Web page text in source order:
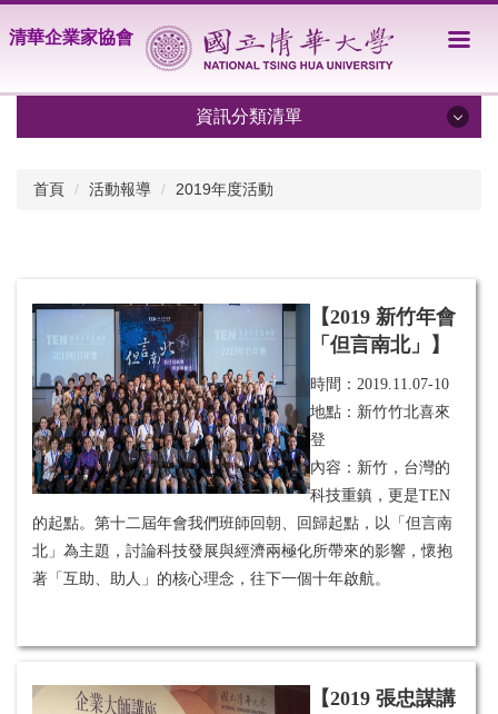
到
清華企業家協會
資訊分類清單
活動報導
TENews
首頁 活動報導 2019年度活動
【2019 新竹年會
「但言南北」】
時間： 2019.11.07-10
地點：新竹竹北喜來
登
內容：新竹，台灣的
科技重鎮，更是TEN
的起點。第十二屆年會我們班師回朝、回歸起點，以「但言南
北」為主題，討論科技發展與經濟兩極化所帶來的影響，懷抱
著「互助、助人」的核心理念，往下一個十年啟航。
【2019 張忠謀講